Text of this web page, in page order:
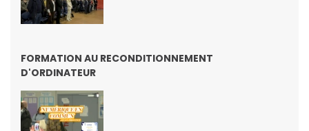
FORMATION AU RECONDITIONNEMENT
D'ORDINATEUR